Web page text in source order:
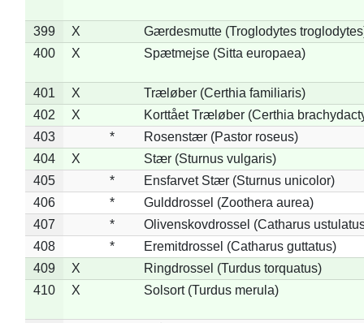
399 X
Gærdesmutte (Troglodytes
400
X Spætmejse (Sitta europaea)
401 X
Træløber (Certhia familiaris)
402
X
Korttået Træløber (Certhia
403
*
Rosenstær (Pastor roseus)
404
X
Stær (Sturnus vulgaris)
405
*
Ensfarvet Stær (Sturnus unicolor)
406
*
Gulddrossel (Zoothera aurea)
407
*
Olivenskovdrossel (Catharus
408
*
Eremitdrossel (Catharus guttatus)
409
X
Ringdrossel (Turdus torquatus)
410
X Solsort (Turdus merula)